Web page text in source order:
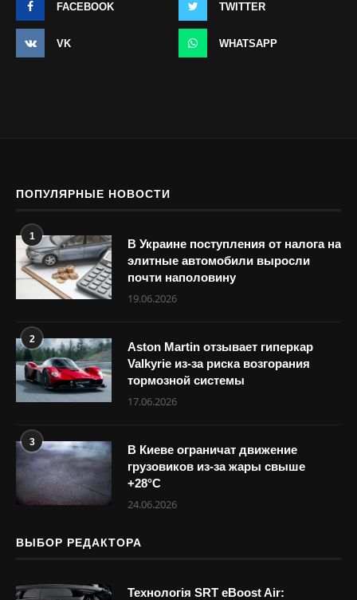
FACEBOOK TWITTER
VK WHATSAPP
ПОПУЛЯРНЫЕ НОВОСТИ
1
В Украине поступления от налога на
элитные автомобили выросли
почти наполовину
19.06.2026
2
Aston Martin отзывает гиперкар
Valkyrie из-за риска возгорания
тормозной системы
17.06.2026
3
В Киеве ограничат движение
грузовиков из-за жары свыше
+28°С
24.06.2026
ВЫБОР РЕДАКТОРА
Технологія SRT eBoost Air: